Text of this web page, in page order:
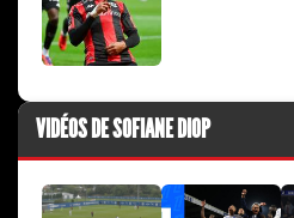
VIDÉOS DE SOFIANE DIOP